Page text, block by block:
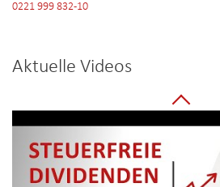
0221 999 832-10
Aktuelle Videos